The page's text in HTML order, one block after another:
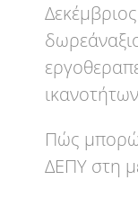
Πώς
ΔΕΠΥ στη